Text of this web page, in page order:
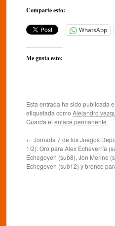
Comparte esto:
WhatsApp
Me gusta esto:
Esta entrada ha sido publicada
etiquetada como Alejandro
Guarda el enlace permanente.
← Jornada 7 de los Juegos
1/2): Oro para Alex Echeverría
Echegoyen (sub8), Jon Merino
Echegoyen (sub12) y bronce